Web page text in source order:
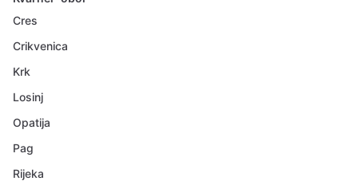
Cres
Crikvenica
Krk
Losinj
Opatija
Pag
Rijeka